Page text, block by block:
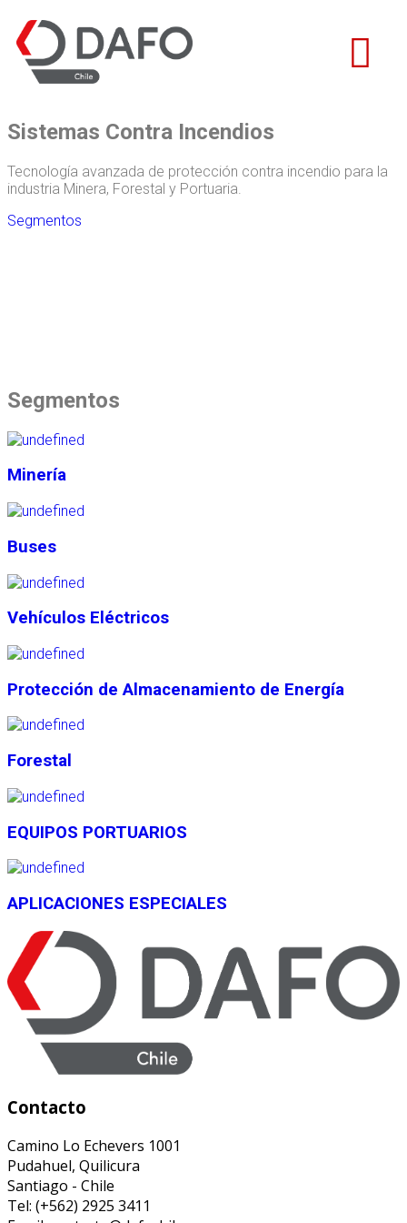
Sistemas Contra Incendios
Tecnología avanzada de protección contra incendio para la
industria Minera, Forestal y Portuaria.
Segmentos
Segmentos
Minería
Buses
Vehículos Eléctricos
Protección de Almacenamiento de Energía
Forestal
EQUIPOS PORTUARIOS
APLICACIONES ESPECIALES
Contacto
Camino Lo Echevers 1001
Pudahuel, Quilicura
Santiago - Chile
Tel: (+562) 2925 3411